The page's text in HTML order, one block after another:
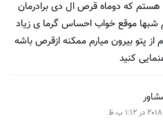
که دوماه قرص ال دی برادرمان
شبها موقع خواب احساس گرما ی زیاد
پتو بیرون میارم ممکنه ازقرص باشه
کنید